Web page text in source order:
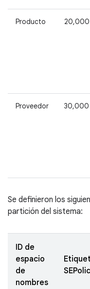
Producto 20,000
Proveedor 30,000
Se definieron los
partición del sistema:
ID de
espacio
de
nombres